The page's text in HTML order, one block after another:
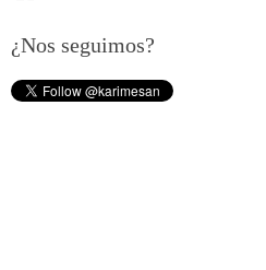
¿Nos seguimos?